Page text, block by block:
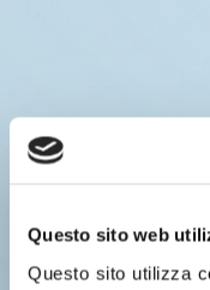
Questo sito web
Questo sito utilizza